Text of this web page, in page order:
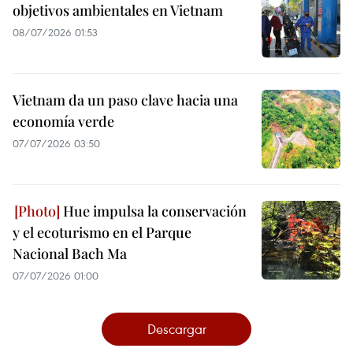
objetivos ambientales en Vietnam
08/07/2026 01:53
Vietnam da un paso clave hacia una
economía verde
07/07/2026 03:50
Hue impulsa la conservación
y el ecoturismo en el Parque
Nacional Bach Ma
07/07/2026 01:00
Descargar